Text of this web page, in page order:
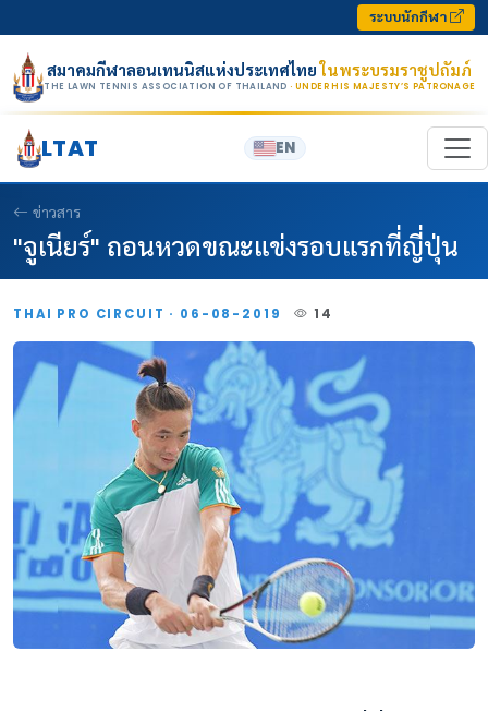
ระบบนักกีฬา
สมาคมกีฬาลอนเทนนิสแห่งประเทศไทยในพระบรมราชูปถัมภ์
THE LAWN TENNIS ASSOCIATION OF THAILAND · UNDER HIS MAJESTY’S PATRONAGE
LTAT EN
ข่าวสาร
"จูเนียร์" ถอนหวดขณะแข่งรอบแรกที่ญี่ปุ่น
THAI PRO CIRCUIT · 06-08-2019 14